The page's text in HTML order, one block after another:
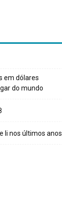
em dólares
do mundo
li nos últimos anos